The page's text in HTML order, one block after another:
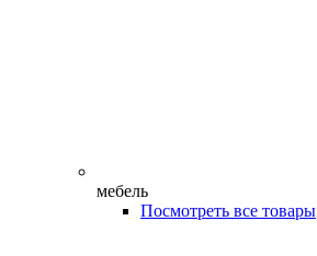
мебель
Посмотреть все товары